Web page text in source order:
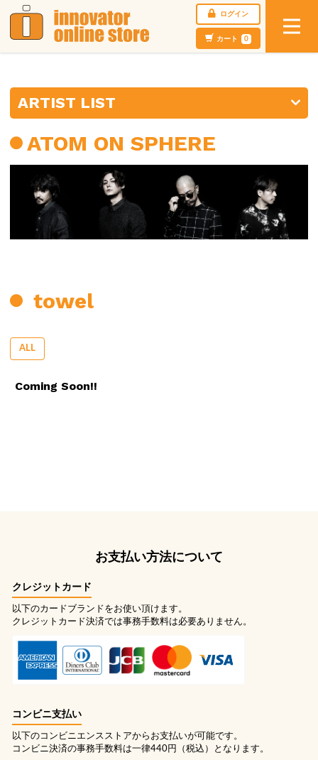
ログイン
カート 0
ARTIST LIST
ATOM ON SPHERE
towel
ALL
Coming Soon!!
お支払い方法について
クレジットカード
以下のカードブランドをお使い頂けます。
クレジットカード決済では事務手数料は必要ありません。
コンビニ支払い
以下のコンビニエンスストアからお支払いが可能です。
コンビニ決済の事務手数料は一律440円（税込）となります。